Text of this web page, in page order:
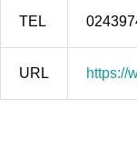
TEL
URL https://